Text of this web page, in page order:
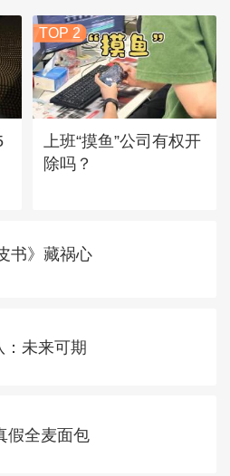
TOP 2
上班“摸鱼”公司有权开
除吗？
书》藏祸心
：未来可期
假全麦面包